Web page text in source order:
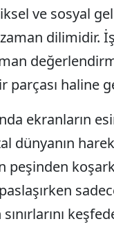
ve sosyal
dilimidir.
parçası haline
ekranların
dünyanın
peşinden